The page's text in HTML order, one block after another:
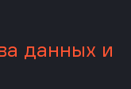
данных и